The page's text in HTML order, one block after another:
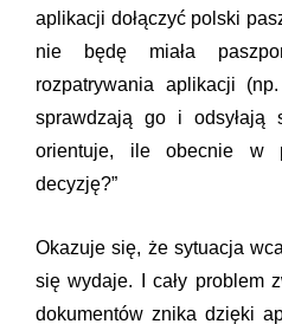
aplikacji dołączyć polski
nie będę miała
rozpatrywania aplikacji
sprawdzają go i
orientuje, ile obecnie w
decyzję?”
Okazuje się, że sytuacja
się wydaje. I cały problem
dokumentów znika dzięki